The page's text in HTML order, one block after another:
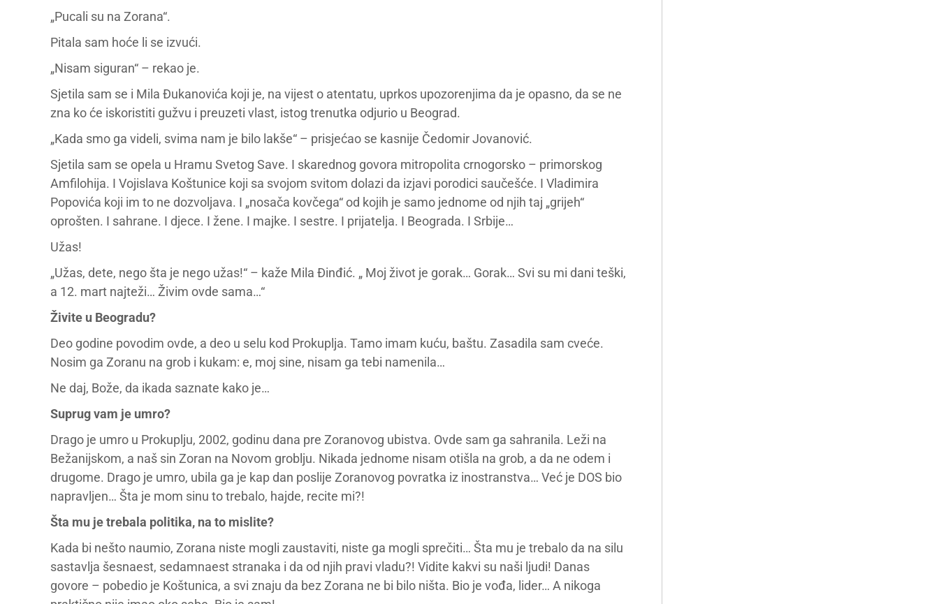
„Pucali su na Zorana“.
Pitala sam hoće li se izvući.
„Nisam siguran“ – rekao je.
Sjetila sam se i Mila Đukanovića koji je, na vijest o atentatu, uprkos upozorenjima da je opasno, da se ne
zna ko će iskoristiti gužvu i preuzeti vlast, istog trenutka odjurio u Beograd.
„Kada smo ga videli, svima nam je bilo lakše“ – prisjećao se kasnije Čedomir Jovanović.
Sjetila sam se opela u Hramu Svetog Save. I skarednog govora mitropolita crnogorsko – primorskog
Amfilohija. I Vojislava Koštunice koji sa svojom svitom dolazi da izjavi porodici saučešće. I Vladimira
Popovića koji im to ne dozvoljava. I „nosača kovčega“ od kojih je samo jednome od njih taj „grijeh“
oprošten. I sahrane. I djece. I žene. I majke. I sestre. I prijatelja. I Beograda. I Srbije…
Užas!
„Užas, dete, nego šta je nego užas!“ – kaže Mila Đinđić. „ Moj život je gorak… Gorak… Svi su mi dani teški,
a 12. mart najteži… Živim ovde sama…“
Živite u Beogradu?
Deo godine povodim ovde, a deo u selu kod Prokuplja. Tamo imam kuću, baštu. Zasadila sam cveće.
Nosim ga Zoranu na grob i kukam: e, moj sine, nisam ga tebi namenila…
Ne daj, Bože, da ikada saznate kako je…
Suprug vam je umro?
Drago je umro u Prokuplju, 2002, godinu dana pre Zoranovog ubistva. Ovde sam ga sahranila. Leži na
Bežanijskom, a naš sin Zoran na Novom groblju. Nikada jednome nisam otišla na grob, a da ne odem i
drugome. Drago je umro, ubila ga je kap dan poslije Zoranovog povratka iz inostranstva… Već je DOS bio
napravljen… Šta je mom sinu to trebalo, hajde, recite mi?!
Šta mu je trebala politika, na to mislite?
Kada bi nešto naumio, Zorana niste mogli zaustaviti, niste ga mogli sprečiti… Šta mu je trebalo da na silu
sastavlja šesnaest, sedamnaest stranaka i da od njih pravi vladu?! Vidite kakvi su naši ljudi! Danas
govore – pobedio je Koštunica, a svi znaju da bez Zorana ne bi bilo ništa. Bio je vođa, lider… A nikoga